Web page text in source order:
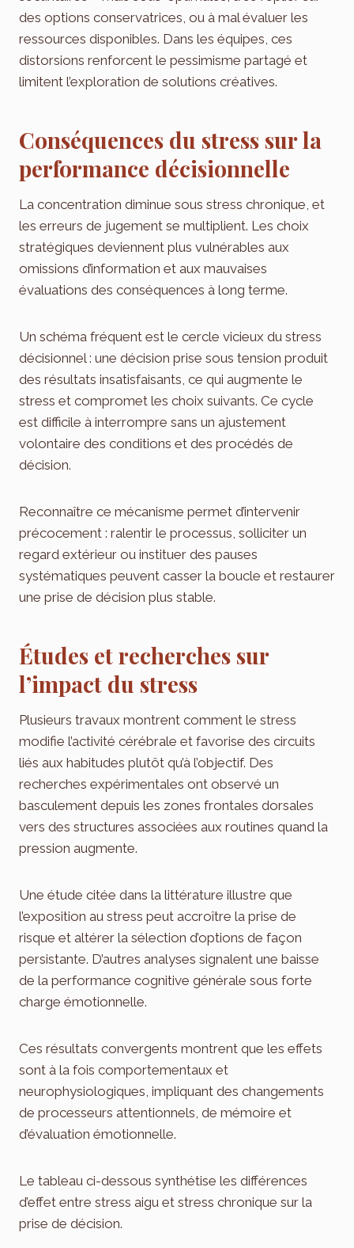
des options conservatrices, ou à mal évaluer les
ressources disponibles. Dans les équipes, ces
distorsions renforcent le pessimisme partagé et
limitent l’exploration de solutions créatives.
Conséquences du stress sur la
performance décisionnelle
La concentration diminue sous stress chronique, et
les erreurs de jugement se multiplient. Les choix
stratégiques deviennent plus vulnérables aux
omissions d’information et aux mauvaises
évaluations des conséquences à long terme.
Un schéma fréquent est le cercle vicieux du stress
décisionnel : une décision prise sous tension produit
des résultats insatisfaisants, ce qui augmente le
stress et compromet les choix suivants. Ce cycle
est difficile à interrompre sans un ajustement
volontaire des conditions et des procédés de
décision.
Reconnaître ce mécanisme permet d’intervenir
précocement : ralentir le processus, solliciter un
regard extérieur ou instituer des pauses
systématiques peuvent casser la boucle et restaurer
une prise de décision plus stable.
Études et recherches sur
l’impact du stress
Plusieurs travaux montrent comment le stress
modifie l’activité cérébrale et favorise des circuits
liés aux habitudes plutôt qu’à l’objectif. Des
recherches expérimentales ont observé un
basculement depuis les zones frontales dorsales
vers des structures associées aux routines quand la
pression augmente.
Une étude citée dans la littérature illustre que
l’exposition au stress peut accroître la prise de
risque et altérer la sélection d’options de façon
persistante. D’autres analyses signalent une baisse
de la performance cognitive générale sous forte
charge émotionnelle.
Ces résultats convergents montrent que les effets
sont à la fois comportementaux et
neurophysiologiques, impliquant des changements
de processeurs attentionnels, de mémoire et
d’évaluation émotionnelle.
Le tableau ci-dessous synthétise les différences
d’effet entre stress aigu et stress chronique sur la
prise de décision.